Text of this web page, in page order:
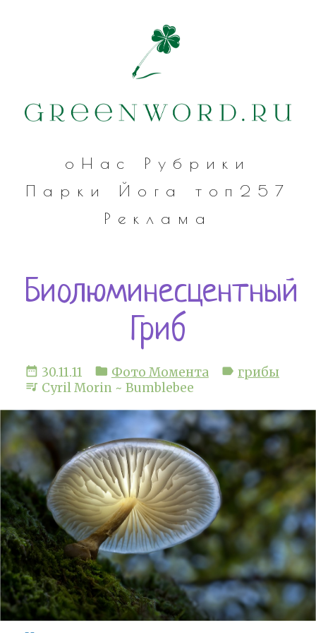
оНас
Рубрики
Парки
Йога
топ257
Реклама
Биолюминесцентный
Гриб
date_range 30.11.11 folder Фото Момента label грибы
queue_music Cyril Morin ~ Bumblebee